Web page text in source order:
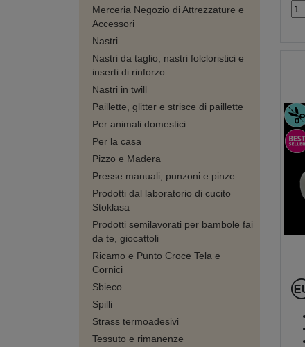
Merceria Negozio di Attrezzature e
Accessori
Nastri
Nastri da taglio, nastri folcloristici e
inserti di rinforzo
Nastri in twill
Paillette, glitter e strisce di paillette
Per animali domestici
Per la casa
Pizzo e Madera
Presse manuali, punzoni e pinze
Prodotti dal laboratorio di cucito
Stoklasa
Prodotti semilavorati per bambole fai
da te, giocattoli
Ricamo e Punto Croce Tela e
Cornici
Sbieco
Spilli
Strass termoadesivi
Tessuto e rimanenze